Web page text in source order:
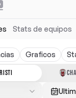
Stats de equipos
Graficos